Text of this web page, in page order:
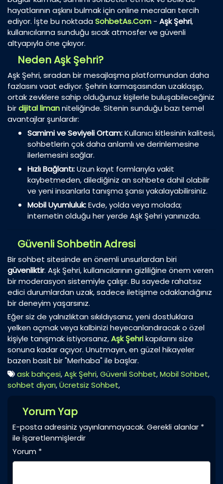
hayatlarının aşkını bulmak için online mecraları tercih
ediyor. İşte bu noktadaSohbetAs.Com - Aşk Şehri,
kullanıcılarına sunduğu sıcak atmosfer ve güvenli
altyapıyla öne çıkıyor.
Neden Aşk Şehri?
Aşk Şehri, sıradan bir mesajlaşma platformundan daha
fazlasını vaat ediyor. Şehrin karmaşasından uzaklaşıp,
ortak zevklere sahip olduğunuz kişilerle buluşabileceğiniz
birdijital limanniteliğinde. Sitenin sunduğu bazı temel
avantajlar şunlardır:
Samimi ve Seviyeli Ortam:Kullanıcı kitlesinin kalitesi,
sohbetlerin çok daha anlamlı ve derinlemesine
ilerlemesini sağlar.
Hızlı Bağlantı:Uzun kayıt formlarıyla vakit
kaybetmeden, dilediğiniz an sohbete dahil olabilir
ve yeni insanlarla tanışma şansı yakalayabilirsiniz.
Mobil Uyumluluk:Evde, yolda veya molada;
internetin olduğu her yerde Aşk Şehri yanınızda.
Güvenli Sohbetin Adresi
Bir sohbet sitesinde en önemli unsurlardan biri
güvenliktir. Aşk Şehri, kullanıcılarının gizliliğine önem veren
bir moderasyon sistemiyle çalışır. Bu sayede rahatsız
edici durumlardan uzak, sadece iletişime odaklandığınız
bir deneyim yaşarsınız.
Eğer siz de yalnızlıktan sıkıldıysanız, yeni dostluklara
yelken açmak veya kalbinizi heyecanlandıracak o özel
kişiyle tanışmak istiyorsanız,Aşk Şehrikapılarını size
sonuna kadar açıyor. Unutmayın, en güzel hikayeler
bazen basit bir "Merhaba" ile başlar.
ask bahçesi,Aşk Şehri,Güvenli Sohbet,Mobil Sohbet,
sohbet diyarı,Ücretsiz Sohbet,
Yorum Yap
E-posta adresiniz yayınlanmayacak. Gerekli alanlar *
ile işaretlenmişlerdir
Yorum *